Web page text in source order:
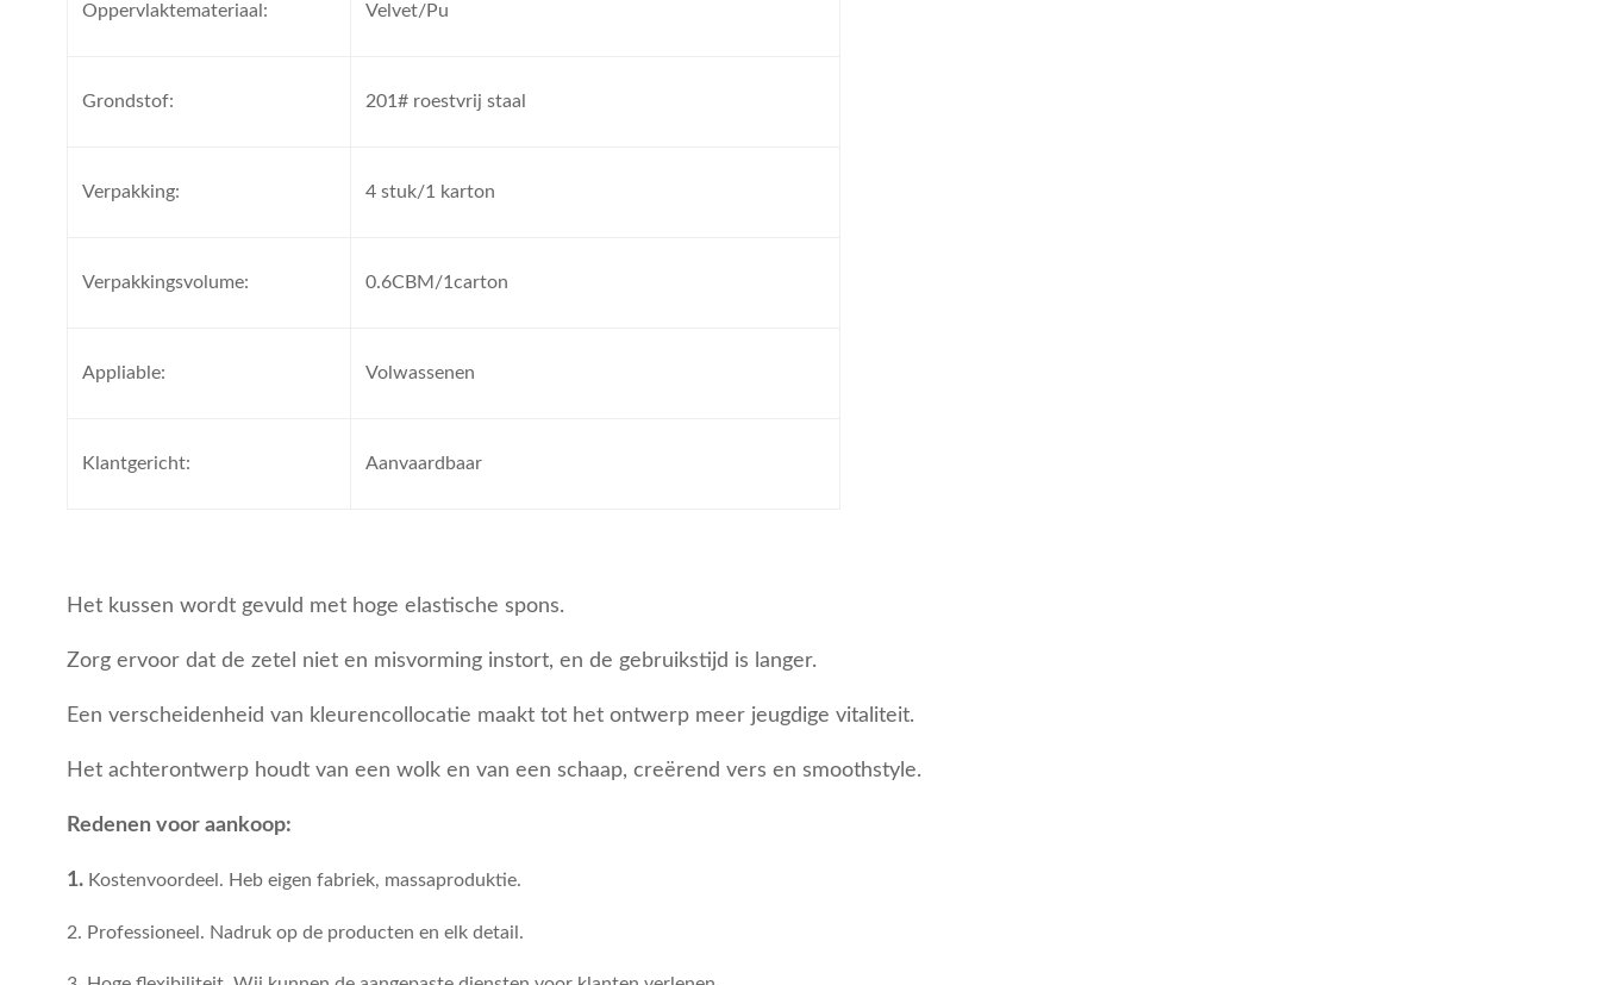
Oppervlaktemateriaal: Velvet/Pu
Grondstof: 201# roestvrij staal
Verpakking: 4 stuk/1 karton
Verpakkingsvolume: 0.6CBM/1carton
Appliable: Volwassenen
Klantgericht: Aanvaardbaar
Het kussen wordt gevuld met hoge elastische spons.
Zorg ervoor dat de zetel niet en misvorming instort, en de gebruikstijd is langer.
Een verscheidenheid van kleurencollocatie maakt tot het ontwerp meer jeugdige vitaliteit.
Het achterontwerp houdt van een wolk en van een schaap, creërend vers en smoothstyle.
Redenen voor aankoop:
1. Kostenvoordeel. Heb eigen fabriek, massaproduktie.
2. Professioneel. Nadruk op de producten en elk detail.